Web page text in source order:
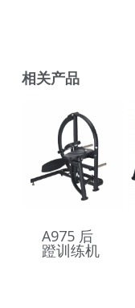
相关产品
A975 后
蹬训练机